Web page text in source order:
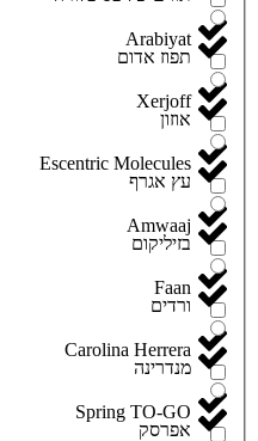
Arabiyat
Xerjoff
Escentric Molecules
Amwaaj
Faan
Carolina Herrera
Spring TO-GO
תפוז אדום
אוזון
עץ אגרף
בזיליקום
ורדים
מנדרינה
אפרסק